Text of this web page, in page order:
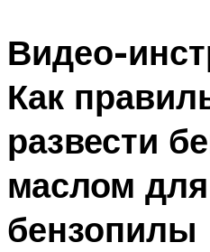
Видео-
Как
развести
маслом для
бензопилы